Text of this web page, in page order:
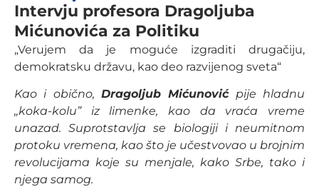
Intervju profesora Dragoljuba
Mićunovića za Politiku
„Verujem da je moguće izgraditi drugačiju,
demokratsku državu, kao deo razvijenog sveta“
Kao i obično, Dragoljub Mićunovićpije hladnu
„koka-kolu” iz limenke, kao da vraća vreme
unazad. Suprotstavlja se biologiji i neumitnom
protoku vremena, kao što je učestvovao u brojnim
revolucijama koje su menjale, kako Srbe, tako i
njega samog.